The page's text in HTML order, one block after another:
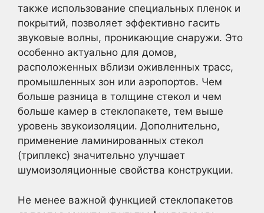
также использование специальных пленок и
покрытий, позволяет эффективно гасить
звуковые волны, проникающие снаружи. Это
особенно актуально для домов,
расположенных вблизи оживленных трасс,
промышленных зон или аэропортов. Чем
больше разница в толщине стекол и чем
больше камер в стеклопакете, тем выше
уровень звукоизоляции. Дополнительно,
применение ламинированных стекол
(триплекс) значительно улучшает
шумоизоляционные свойства конструкции.
Не менее важной функцией стеклопакетов